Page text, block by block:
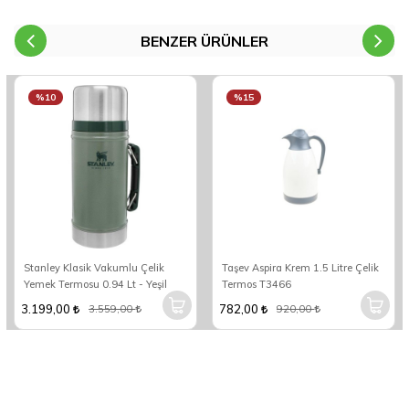
BENZER ÜRÜNLER
Stanley Klasik Vakumlu Çelik
Yemek Termosu 0.94 Lt - Yeşil
%10
3.199,00 3.559,00
Taşev Aspira Krem 1.5 Litre Çelik
Termos T3466
%15
782,00 920,00